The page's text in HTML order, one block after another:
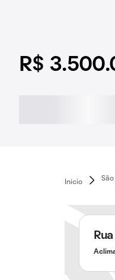
R$
Início
São